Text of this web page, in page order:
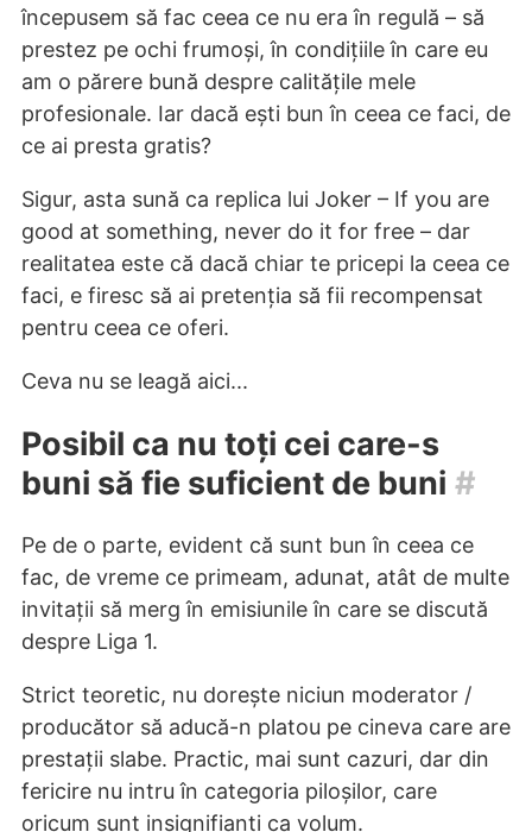
începusem să fac ceea ce nu era în regulă – să
prestez pe ochi frumoși, în condițiile în care eu
am o părere bună despre calitățile mele
profesionale. Iar dacă ești bun în ceea ce faci, de
ce ai presta gratis?
Sigur, asta sună ca replica lui Joker – If you are
good at something, never do it for free – dar
realitatea este că dacă chiar te pricepi la ceea ce
faci, e firesc să ai pretenția să fii recompensat
pentru ceea ce oferi.
Ceva nu se leagă aici...
Posibil ca nu toți cei care-s
buni să fie suficient de buni #
Pe de o parte, evident că sunt bun în ceea ce
fac, de vreme ce primeam, adunat, atât de multe
invitații să merg în emisiunile în care se discută
despre Liga 1.
Strict teoretic, nu dorește niciun moderator /
producător să aducă-n platou pe cineva care are
prestații slabe. Practic, mai sunt cazuri, dar din
fericire nu intru în categoria piloșilor, care
oricum sunt insignifianți ca volum.